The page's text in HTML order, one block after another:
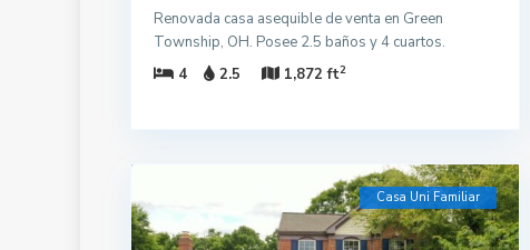
Renovada casa asequible de venta en Green
Township, OH. Posee 2.5 baños y 4 cuartos.
4
2.5 1,872 ft2
Casa Uni Familiar